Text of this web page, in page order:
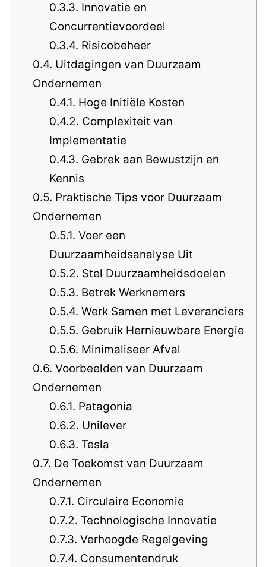
0.3.3. Innovatie en
Concurrentievoordeel
0.3.4. Risicobeheer
0.4. Uitdagingen van Duurzaam
Ondernemen
0.4.1. Hoge Initiële Kosten
0.4.2. Complexiteit van
Implementatie
0.4.3. Gebrek aan Bewustzijn en
Kennis
0.5. Praktische Tips voor Duurzaam
Ondernemen
0.5.1. Voer een
Duurzaamheidsanalyse Uit
0.5.2. Stel Duurzaamheidsdoelen
0.5.3. Betrek Werknemers
0.5.4. Werk Samen met Leveranciers
0.5.5. Gebruik Hernieuwbare Energie
0.5.6. Minimaliseer Afval
0.6. Voorbeelden van Duurzaam
Ondernemen
0.6.1. Patagonia
0.6.2. Unilever
0.6.3. Tesla
0.7. De Toekomst van Duurzaam
Ondernemen
0.7.1. Circulaire Economie
0.7.2. Technologische Innovatie
0.7.3. Verhoogde Regelgeving
0.7.4. Consumentendruk